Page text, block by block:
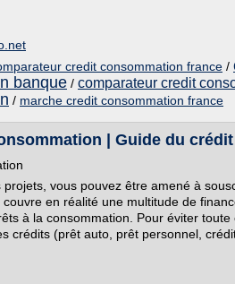
credit consommation france /
banque / comparateur credit
/ marche credit consommation france
| Guide du crédit
projets, vous pouvez être amené à
en réalité une multitude de
à la consommation. Pour éviter
crédits (prêt auto, prêt personnel,